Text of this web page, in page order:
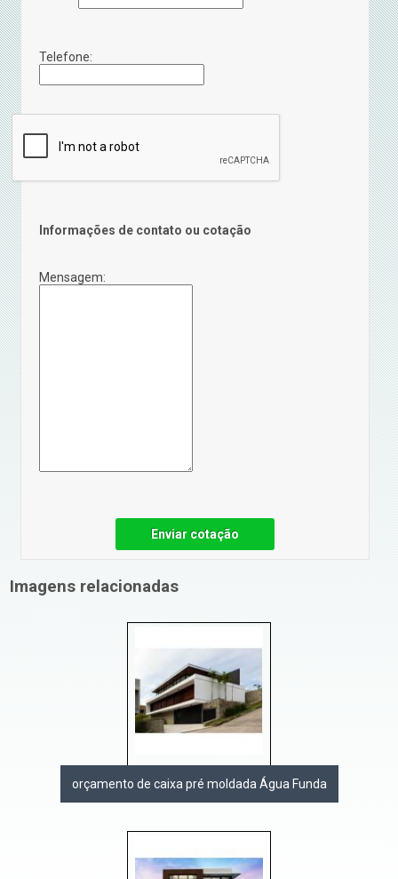
Telefone:
Informações de contato ou cotação
Mensagem:
Enviar cotação
Imagens relacionadas
orçamento de caixa pré moldada Água Funda